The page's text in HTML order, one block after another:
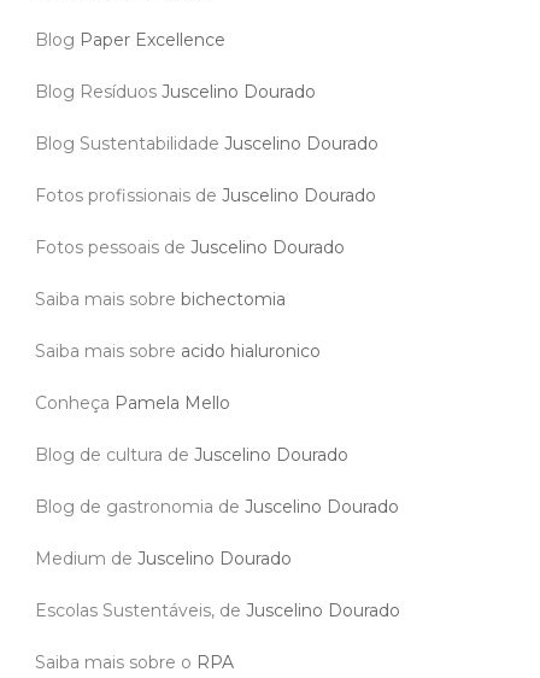
Blog Paper Excellence
Blog Resíduos Juscelino Dourado
Blog Sustentabilidade Juscelino Dourado
Fotos profissionais de Juscelino Dourado
Fotos pessoais de Juscelino Dourado
Saiba mais sobre bichectomia
Saiba mais sobre acido hialuronico
Conheça Pamela Mello
Blog de cultura de Juscelino Dourado
Blog de gastronomia de Juscelino Dourado
Medium de Juscelino Dourado
Escolas Sustentáveis, de Juscelino Dourado
Saiba mais sobre o RPA